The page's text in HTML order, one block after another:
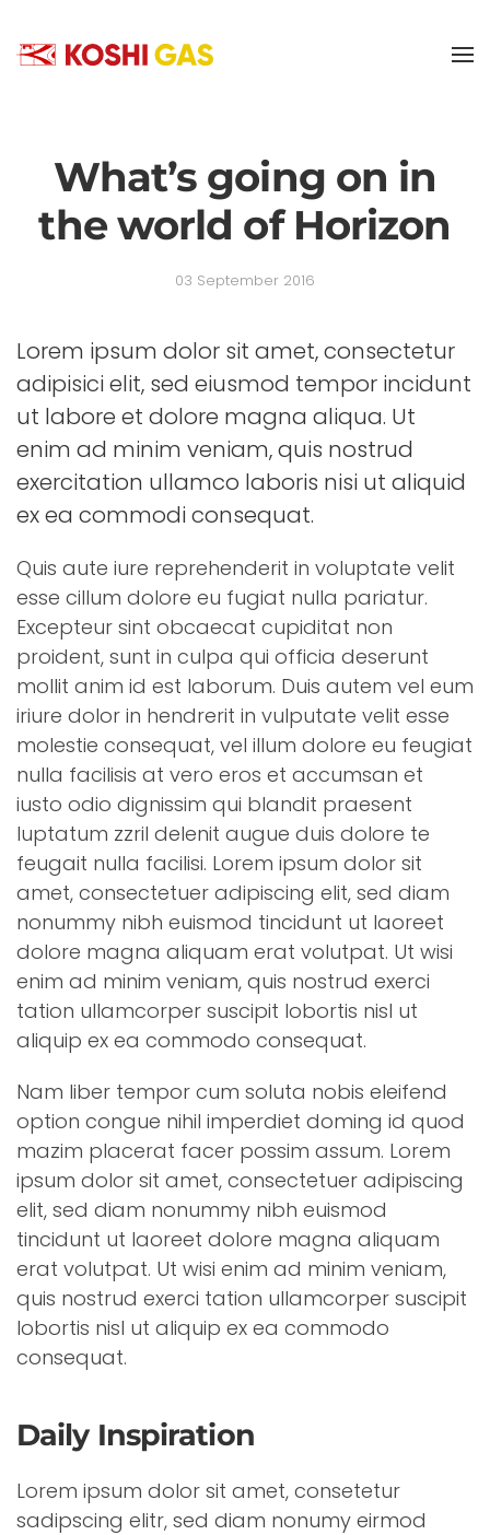
Skip to main content
What’s going on in
the world of Horizon
03 September 2016
Lorem ipsum dolor sit amet, consectetur
adipisici elit, sed eiusmod tempor incidunt
ut labore et dolore magna aliqua. Ut
enim ad minim veniam, quis nostrud
exercitation ullamco laboris nisi ut aliquid
ex ea commodi consequat.
Quis aute iure reprehenderit in voluptate velit
esse cillum dolore eu fugiat nulla pariatur.
Excepteur sint obcaecat cupiditat non
proident, sunt in culpa qui officia deserunt
mollit anim id est laborum. Duis autem vel eum
iriure dolor in hendrerit in vulputate velit esse
molestie consequat, vel illum dolore eu feugiat
nulla facilisis at vero eros et accumsan et
iusto odio dignissim qui blandit praesent
luptatum zzril delenit augue duis dolore te
feugait nulla facilisi. Lorem ipsum dolor sit
amet, consectetuer adipiscing elit, sed diam
nonummy nibh euismod tincidunt ut laoreet
dolore magna aliquam erat volutpat. Ut wisi
enim ad minim veniam, quis nostrud exerci
tation ullamcorper suscipit lobortis nisl ut
aliquip ex ea commodo consequat.
Nam liber tempor cum soluta nobis eleifend
option congue nihil imperdiet doming id quod
mazim placerat facer possim assum. Lorem
ipsum dolor sit amet, consectetuer adipiscing
elit, sed diam nonummy nibh euismod
tincidunt ut laoreet dolore magna aliquam
erat volutpat. Ut wisi enim ad minim veniam,
quis nostrud exerci tation ullamcorper suscipit
lobortis nisl ut aliquip ex ea commodo
consequat.
Daily Inspiration
Lorem ipsum dolor sit amet, consetetur
sadipscing elitr, sed diam nonumy eirmod